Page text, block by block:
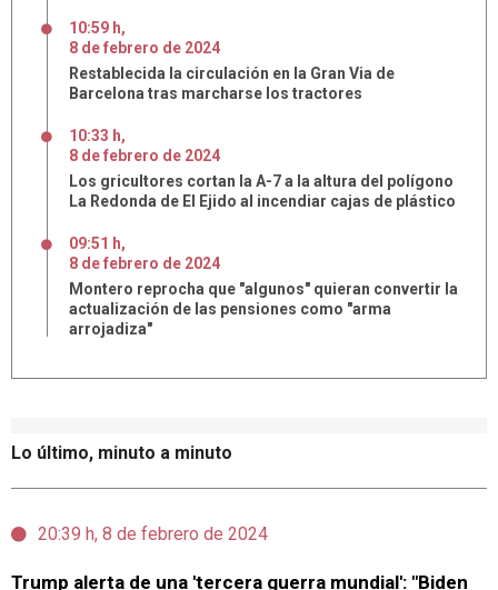
Lo último, minuto a minuto
20:39 h, 8 de febrero de 2024
Trump alerta de una 'tercera guerra mundial': "Biden
10:59 h,
8 defebrero de 2024
Restablecida la circulación en la Gran Via de
Barcelona tras marcharse los tractores
10:33 h,
8 defebrero de 2024
Los gricultores cortan la A-7 a la altura del polígono
La Redonda de El Ejido al incendiar cajas de plástico
09:51 h,
8 defebrero de 2024
Montero reprocha que "algunos" quieran convertir la
actualización de las pensiones como "arma
arrojadiza"